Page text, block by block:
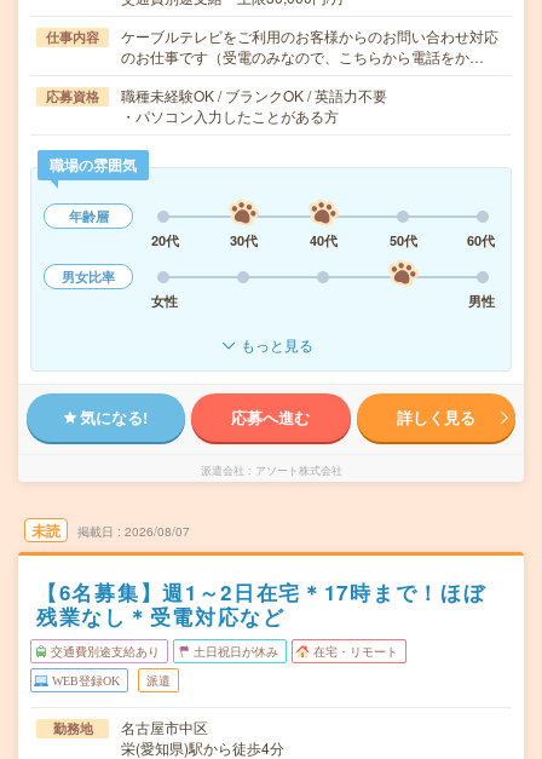
仕事内容
ケーブルテレビをご利用のお客様からのお問い合わせ対応
のお仕事です（受電のみなので、こちらから電話をか…
応募資格
職種未経験OK / ブランクOK / 英語力不要
・パソコン入力したことがある方
職場の雰囲気
年齢層
20代
30代 40代 50代
60代
男女比率
女性
男性
もっと見る
気になる! 応募へ進む 詳しく見る
派遣会社 アソート株式会社
未読 掲載日 2026/08/07
【6名募集】週1～2日在宅＊17時まで！ほぼ
残業なし＊受電対応など
交通費別途支給あり 土日祝日が休み 在宅・リモート
WEB登録OK 派遣
勤務地
名古屋市中区
栄(愛知県)駅から徒歩4分